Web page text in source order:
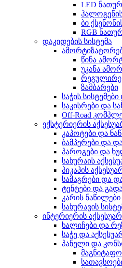
LED
ბი
RGB
დაკიდების სისტემა
წინა
უკანა
ზამბარები
საჭის
საკისრები და
Off-Road
ექსტერიერის
კაპოტები და
ბამპერები და
პაროგები და
სახურაის
პიკაპის
სამაგრები და
ტენტები და
კარის ნაწილები
სახურავის
ინტერიერის
ხალიჩები და
საჭე და
პანელი და